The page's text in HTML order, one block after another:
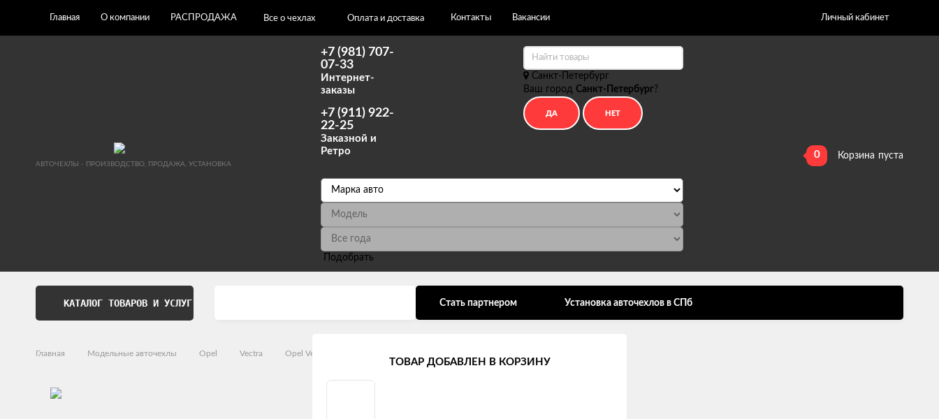
Главная О компании РАСПРОДАЖА Все о чехлах Оплата и доставка Контакты Вакансии Личный кабинет
АВТОЧЕХЛЫ - ПРОИЗВОДСТВО, ПРОДАЖА, УСТАНОВКА
+7 (981) 707-
07-33
Интернет-
заказы
+7 (911) 922-
22-25
Заказной и
Ретро
Санкт-Петербург
Ваш город Санкт-Петербург?
Подобрать
0 Корзина пуста
КАТАЛОГ ТОВАРОВ И УСЛУГ Стать партнером Установка авточехлов в СПб
Главная Модельные авточехлы Opel Vectra Opel Vectra A (1988 - 1995)
ТОВАР ДОБАВЛЕН В КОРЗИНУ